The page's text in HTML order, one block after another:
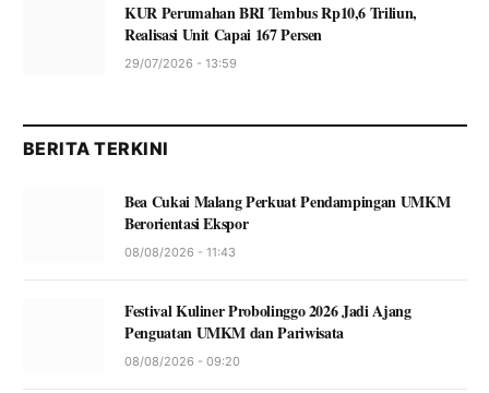
KUR Perumahan BRI Tembus Rp10,6 Triliun,
Realisasi Unit Capai 167 Persen
29/07/2026 - 13:59
BERITA TERKINI
Bea Cukai Malang Perkuat Pendampingan UMKM
Berorientasi Ekspor
08/08/2026 - 11:43
Festival Kuliner Probolinggo 2026 Jadi Ajang
Penguatan UMKM dan Pariwisata
08/08/2026 - 09:20